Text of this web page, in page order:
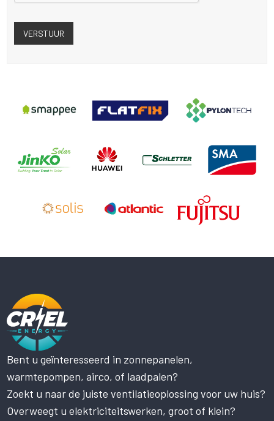
Bent u geïnteresseerd in zonnepanelen,
warmtepompen, airco, of laadpalen?
Zoekt u naar de juiste ventilatieoplossing voor uw huis?
Overweegt u elektriciteitswerken, groot of klein?
Deze website maakt gebruik
van cookies.
Deze website gebruikt cookies om uw
gebruikerservaring te verbeteren. Door